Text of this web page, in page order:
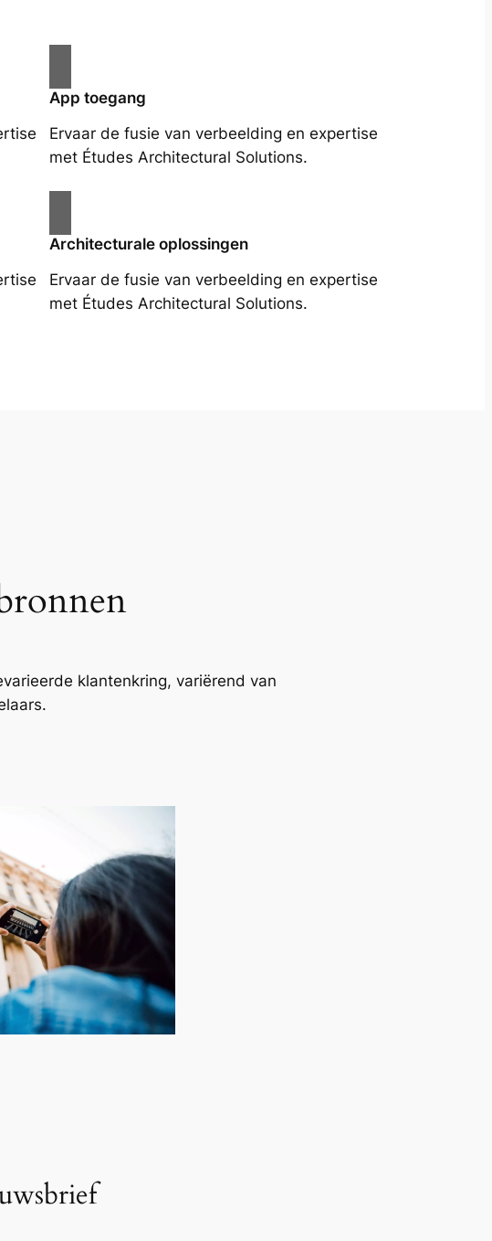
App toegang
Ervaar de fusie van verbeelding en expertise
met Études Architectural Solutions.
Architecturale oplossingen
Ervaar de fusie van verbeelding en expertise
met Études Architectural Solutions.
klantenkring, variërend van